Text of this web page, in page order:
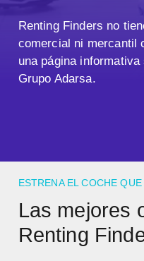
Renting Finders no
comercial ni mercantil
una página
Grupo Adarsa.
ESTRENA EL COCHE
Las mejores
Renting